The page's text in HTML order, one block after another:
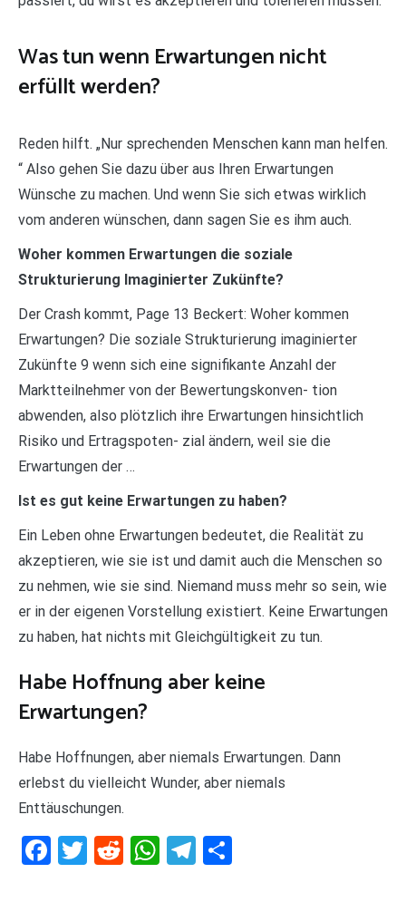
Was tun wenn Erwartungen nicht
erfüllt werden?
Reden hilft. „Nur sprechenden Menschen kann man helfen.
“ Also gehen Sie dazu über aus Ihren Erwartungen
Wünsche zu machen. Und wenn Sie sich etwas wirklich
vom anderen wünschen, dann sagen Sie es ihm auch.
Woher kommen Erwartungen die soziale
Strukturierung Imaginierter Zukünfte?
Der Crash kommt, Page 13 Beckert: Woher kommen
Erwartungen? Die soziale Strukturierung imaginierter
Zukünfte 9 wenn sich eine signifikante Anzahl der
Marktteilnehmer von der Bewertungskonven- tion
abwenden, also plötzlich ihre Erwartungen hinsichtlich
Risiko und Ertragspoten- zial ändern, weil sie die
Erwartungen der …
Ist es gut keine Erwartungen zu haben?
Ein Leben ohne Erwartungen bedeutet, die Realität zu
akzeptieren, wie sie ist und damit auch die Menschen so
zu nehmen, wie sie sind. Niemand muss mehr so sein, wie
er in der eigenen Vorstellung existiert. Keine Erwartungen
zu haben, hat nichts mit Gleichgültigkeit zu tun.
Habe Hoffnung aber keine
Erwartungen?
Habe Hoffnungen, aber niemals Erwartungen. Dann
erlebst du vielleicht Wunder, aber niemals
Enttäuschungen.
Facebook
Twitter
RedditWhatsApp
Telegram